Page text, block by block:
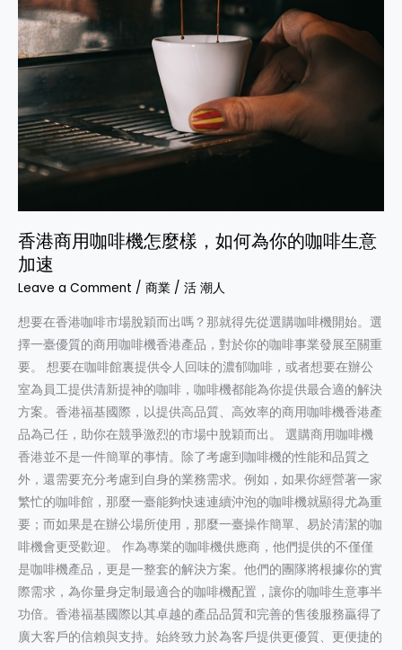
香港商用咖啡機怎麼樣，如何為你的咖啡生意
加速
Leave a Comment / 商業 / 活 潮人
想要在香港咖啡市場脫穎而出嗎？那就得先從選購咖啡機開始。選
擇一臺優質的商用咖啡機香港產品，對於你的咖啡事業發展至關重
要。 想要在咖啡館裏提供令人回味的濃郁咖啡，或者想要在辦公
室為員工提供清新提神的咖啡，咖啡機都能為你提供最合適的解決
方案。香港福基國際，以提供高品質、高效率的商用咖啡機香港產
品為己任，助你在競爭激烈的市場中脫穎而出。 選購商用咖啡機
香港並不是一件簡單的事情。除了考慮到咖啡機的性能和品質之
外，還需要充分考慮到自身的業務需求。例如，如果你經營著一家
繁忙的咖啡館，那麼一臺能夠快速連續沖泡的咖啡機就顯得尤為重
要；而如果是在辦公場所使用，那麼一臺操作簡單、易於清潔的咖
啡機會更受歡迎。 作為專業的咖啡機供應商，他們提供的不僅僅
是咖啡機產品，更是一整套的解決方案。他們的團隊將根據你的實
際需求，為你量身定制最適合的咖啡機配置，讓你的咖啡生意事半
功倍。香港福基國際以其卓越的產品品質和完善的售後服務贏得了
廣大客戶的信賴與支持。始終致力於為客戶提供更優質、更便捷的
何
為
你
的
啡
生
意
速